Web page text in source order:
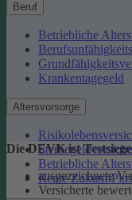
Beruf
Betriebliche
Krankentagegeld
Altersvorsorge
Betriebliche
Rente ZukunftPlus
Die DEVK ist
ausgezeichnete
Versicherte